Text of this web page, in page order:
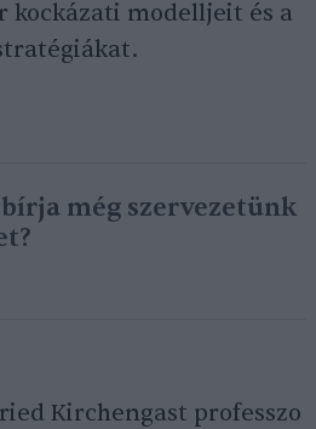
kockázati modelljeit és a
még szervezetünk
Kirchengast professzo